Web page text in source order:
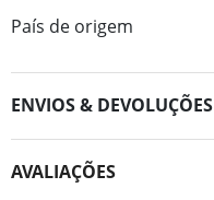
País de origem
ENVIOS & DEVOLUÇÕES
AVALIAÇÕES